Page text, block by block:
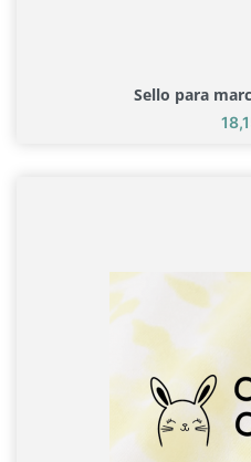
Sello para